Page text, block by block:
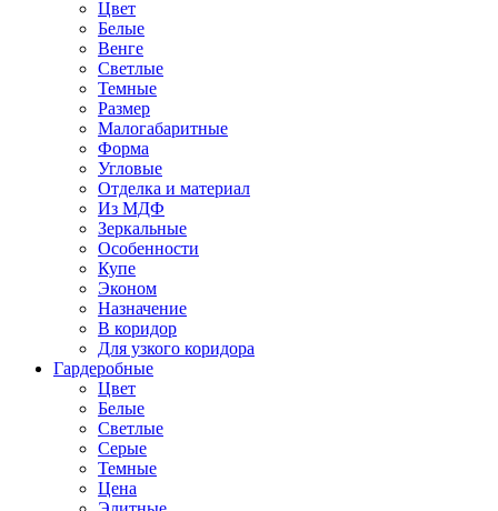
Цвет
Белые
Венге
Светлые
Темные
Размер
Малогабаритные
Форма
Угловые
Отделка и материал
Из МДФ
Зеркальные
Особенности
Купе
Эконом
Назначение
В коридор
Для узкого коридора
Гардеробные
Цвет
Белые
Светлые
Серые
Темные
Цена